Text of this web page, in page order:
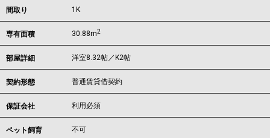
間取り 1K
専有面積 30.88m2
部屋詳細 洋室8.32帖／K2帖
契約形態 普通賃貸借契約
保証会社 利用必須
ペット飼育 不可